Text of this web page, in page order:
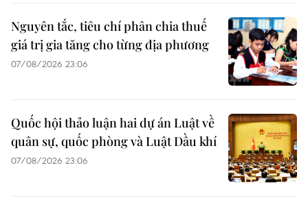
Nguyên tắc, tiêu chí phân chia thuế
giá trị gia tăng cho từng địa phương
07/08/2026 23:06
Quốc hội thảo luận hai dự án Luật về
quân sự, quốc phòng và Luật Dầu khí
07/08/2026 23:06